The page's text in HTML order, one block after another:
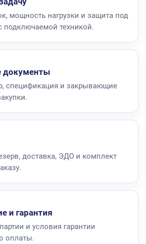
мощность нагрузки и защита под
подключаемой техникой.
документы
спецификация и закрывающие
доставка, ЭДО и комплект
и гарантия
и условия гарантии
оплаты.